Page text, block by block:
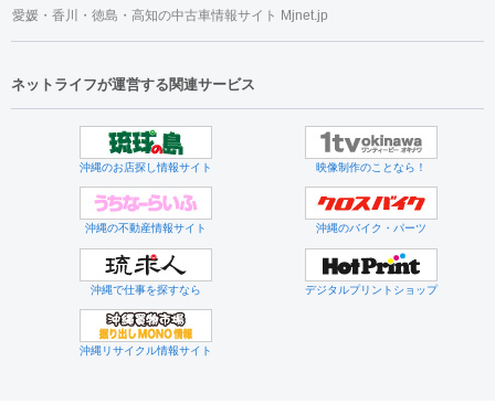
愛媛・香川・徳島・高知の中古車情報サイト Mjnet.jp
ネットライフが運営する関連サービス
沖縄のお店探し情報サイト 映像制作のことなら！
沖縄の不動産情報サイト 沖縄のバイク・パーツ
沖縄で仕事を探すなら デジタルプリントショップ
沖縄リサイクル情報サイト